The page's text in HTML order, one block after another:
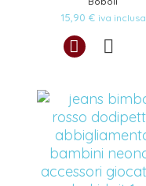
15,90 € iva inclusa